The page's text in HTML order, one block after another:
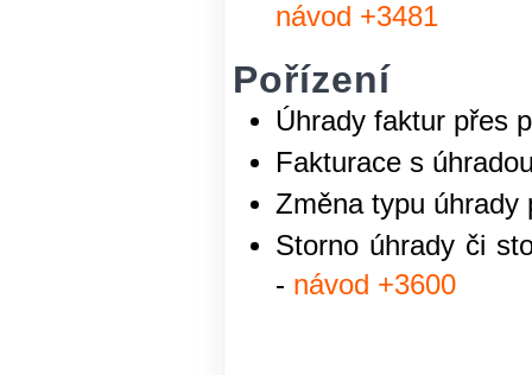
návod +3481
Pořízení
Úhrady faktur přes
Fakturace s
Změna typu
Storno úhrady či
- návod +3600